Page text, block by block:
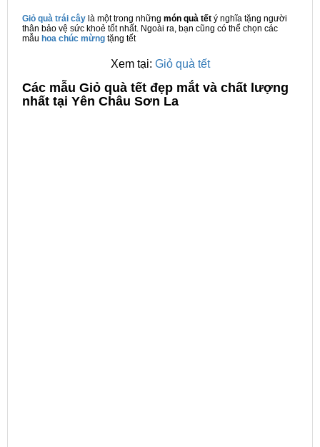
Giỏ quà trái cây là một trong những món quà tết ý nghĩa tặng người
thân bảo vệ sức khoẻ tốt nhất. Ngoài ra, bạn cũng có thể chọn các
mẫu hoa chúc mừng tặng tết
Xem tại: Giỏ quà tết
Các mẫu Giỏ quà tết đẹp mắt và chất lượng
nhất tại Yên Châu Sơn La